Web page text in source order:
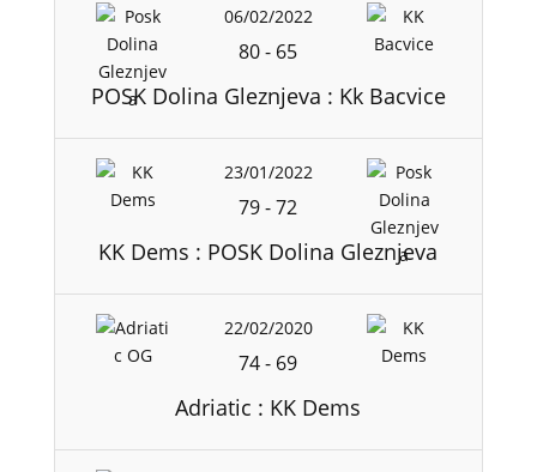
06/02/2022
80- 65
POSK Dolina Gleznjeva : Kk Bacvice
23/01/2022
79-72
KK Dems : POSK Dolina Gleznjeva
22/02/2020
74- 69
Adriatic : KK Dems